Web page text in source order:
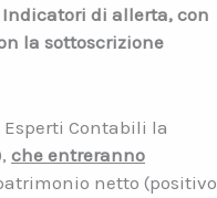
di allerta, con
la sottoscrizione
Contabili la
che entreranno
netto (positivo